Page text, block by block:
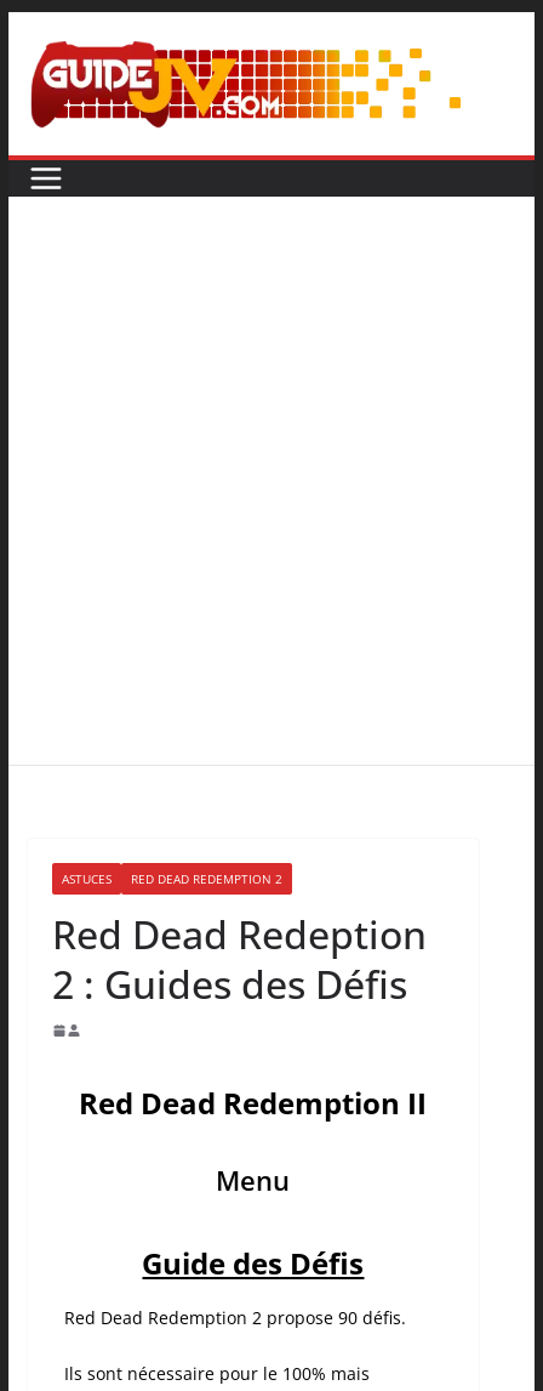
ASTUCES RED DEAD REDEMPTION 2
Red Dead Redeption
2 : Guides des Défis
Red Dead Redemption II
Menu
Guide des Défis
Red Dead Redemption 2 propose 90 défis.
Ils sont nécessaire pour le 100% mais